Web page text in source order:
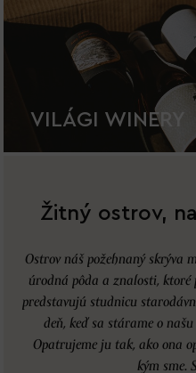
VILÁGI WINERY
Žitný ostrov,
Ostrov náš požehnaný skrýva
úrodná pôda a znalosti, ktoré
predstavujú studnicu
deň, keď sa stárame o našu
Opatrujeme ju tak, ako ona
kým sme.